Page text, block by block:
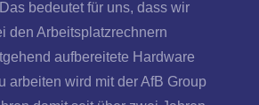
bedeutet für uns, dass wir
den Arbeitsplatzrechnern
aufbereitete Hardware
arbeiten wird mit der AfB Group